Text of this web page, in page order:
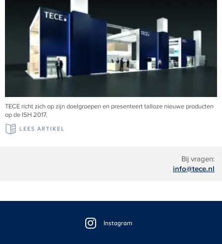
Bij vragen:
info@tece.nl
TECE richt zich op zijn doelgroepen en presenteert talloze nieuwe producten
op de ISH 2017.
LEES ARTIKEL
Instagram